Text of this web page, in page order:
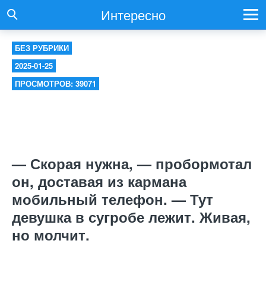
Интересно
БЕЗ РУБРИКИ
2025-01-25
ПРОСМОТРОВ: 39071
— Скорая нужна, — пробормотал
он, доставая из кармана
мобильный телефон. — Тут
девушка в сугробе лежит. Живая,
но молчит.